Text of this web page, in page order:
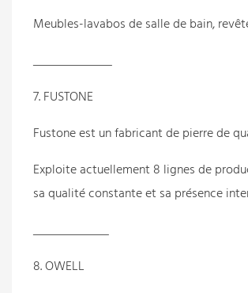
Meubles-lavabos de salle de bain,
7. FUSTONE
Fustone est un fabricant de pierre de
Exploite actuellement 8 lignes de
sa qualité constante et sa présence
8. OWELL